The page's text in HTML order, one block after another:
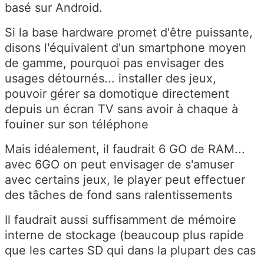
basé sur Android.
Si la base hardware promet d'être puissante,
disons l'équivalent d'un smartphone moyen
de gamme, pourquoi pas envisager des
usages détournés... installer des jeux,
pouvoir gérer sa domotique directement
depuis un écran TV sans avoir à chaque à
fouiner sur son téléphone
Mais idéalement, il faudrait 6 GO de RAM...
avec 6GO on peut envisager de s'amuser
avec certains jeux, le player peut effectuer
des tâches de fond sans ralentissements
Il faudrait aussi suffisamment de mémoire
interne de stockage (beaucoup plus rapide
que les cartes SD qui dans la plupart des cas